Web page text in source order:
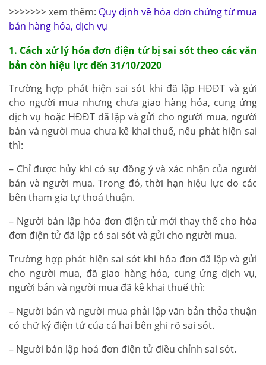
>>>>>>> xem thêm: Quy định về hóa đơn chứng từ mua
bán hàng hóa, dịch vụ
1. Cách xử lý hóa đơn điện tử bị sai sót theo các văn
bản còn hiệu lực đến 31/10/2020
Trường hợp phát hiện sai sót khi đã lập HĐĐT và gửi
cho người mua nhưng chưa giao hàng hóa, cung ứng
dịch vụ hoặc HĐĐT đã lập và gửi cho người mua, người
bán và người mua chưa kê khai thuế, nếu phát hiện sai
thì:
– Chỉ được hủy khi có sự đồng ý và xác nhận của người
bán và người mua. Trong đó, thời hạn hiệu lực do các
bên tham gia tự thoả thuận.
– Người bán lập hóa đơn điện tử mới thay thế cho hóa
đơn điện tử đã lập có sai sót và gửi cho người mua.
Trường hợp phát hiện sai sót khi hóa đơn đã lập và gửi
cho người mua, đã giao hàng hóa, cung ứng dịch vụ,
người bán và người mua đã kê khai thuế thì:
– Người bán và người mua phải lập văn bản thỏa thuận
có chữ ký điện tử của cả hai bên ghi rõ sai sót.
– Người bán lập hoá đơn điện tử điều chỉnh sai sót.